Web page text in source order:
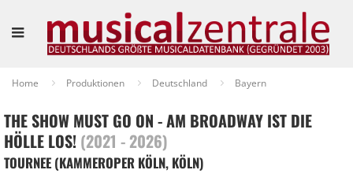
Home Produktionen Deutschland Bayern
THE SHOW MUST GO ON - AM BROADWAY IST DIE
HÖLLE LOS! (2021 - 2026)
TOURNEE (KAMMEROPER KÖLN, KÖLN)